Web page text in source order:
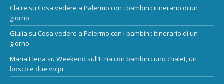
Claire su Cosa vedere a Palermo con i bambini: itinerario di un
giorno
Giulia su Cosa vedere a Palermo con i bambini: itinerario di un
giorno
Maria Elena su Weekend sull’Etna con bambini: uno chalet, un
bosco e due volpi